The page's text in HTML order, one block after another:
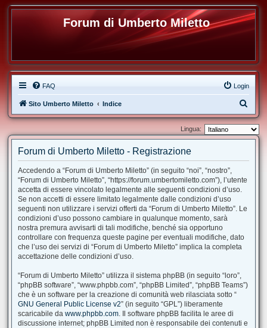
Forum di Umberto Miletto
FAQ Login
Sito Umberto Miletto Indice
e
a
Lingua:
Forum di Umberto Miletto - Registrazione
Accedendo a “Forum di Umberto Miletto” (in seguito “noi”, “nostro”,
“Forum di Umberto Miletto”, “https://forum.umbertomiletto.com”), l’utente
accetta di essere vincolato legalmente alle seguenti condizioni d’uso.
Se non accetti di essere limitato legalmente dalle condizioni d’uso
seguenti non utilizzare i servizi offerti da “Forum di Umberto Miletto”. Le
condizioni d’uso possono cambiare in qualunque momento, sarà
nostra premura avvisarti di tali modifiche, benché sia opportuno
controllare con frequenza queste pagine per eventuali modifiche, dato
che l’uso dei servizi di “Forum di Umberto Miletto” implica la completa
accettazione delle condizioni d’uso.
“Forum di Umberto Miletto” utilizza il sistema phpBB (in seguito “loro”,
“phpBB software”, “www.phpbb.com”, “phpBB Limited”, “phpBB Teams”)
che è un software per la creazione di comunità web rilasciata sotto “
GNU General Public License v2” (in seguito “GPL”) liberamente
scaricabile da www.phpbb.com. Il software phpBB facilita le aree di
discussione internet; phpBB Limited non è responsabile dei contenuti e